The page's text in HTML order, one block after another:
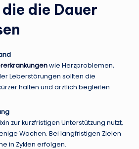
die Dauer
wie Herzproblemen,
Leberstörungen sollten die
halten und ärztlich begleiten
zur kurzfristigen Unterstützung nutzt,
Wochen. Bei langfristigen Zielen
in Zyklen erfolgen.